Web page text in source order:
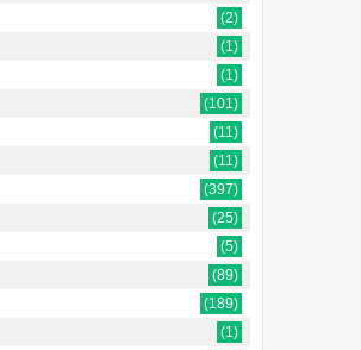
(2)
(1)
(1)
(101)
(11)
(11)
(397)
(25)
(5)
(89)
(189)
(1)